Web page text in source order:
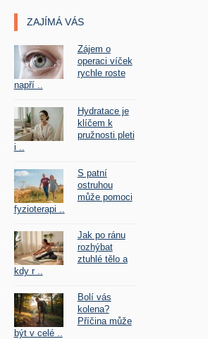
ZAJÍMÁ VÁS
Zájem o
operaci víček
rychle roste
napří ..
Hydratace je
klíčem k
pružnosti pleti
i ..
S patní
ostruhou
může pomoci
fyzioterapi ..
Jak po ránu
rozhýbat
ztuhlé tělo a
kdy r ..
Bolí vás
kolena?
Příčina může
být v celé ..